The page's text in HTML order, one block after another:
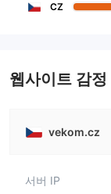
CZ
웹사이트 감정
vekom.cz
서버 IP